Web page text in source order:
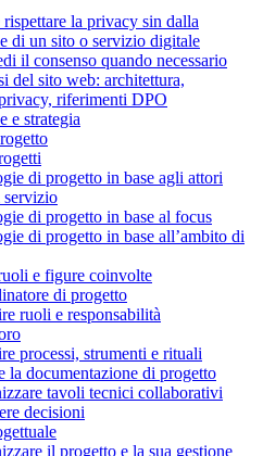
la privacy sin dalla
di un sito o servizio digitale
il consenso quando necessario
del sito web: architettura,
riferimenti DPO
e strategia
di progetto in base agli attori
di progetto in base al focus
di progetto in base all’ambito di
e figure coinvolte
di progetto
ruoli e responsabilità
processi, strumenti e rituali
la documentazione di progetto
tavoli tecnici collaborativi
decisioni
il progetto e la sua gestione